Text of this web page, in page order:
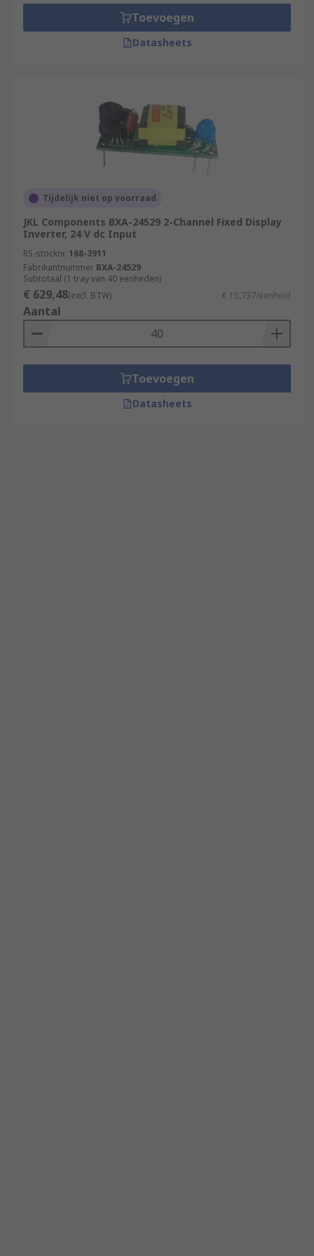
lighting.
Toevoegen
Datasheets
Tijdelijk niet op voorraad
JKL Components BXA-24529 2-Channel Fixed Display
Inverter, 24 V dc Input
RS-stocknr. 168-3911
Fabrikantnummer BXA-24529
Subtotaal (1 tray van 40 eenheden)
€ 629,48(excl. BTW) € 15,737/eenheid
Aantal
Toevoegen
Datasheets